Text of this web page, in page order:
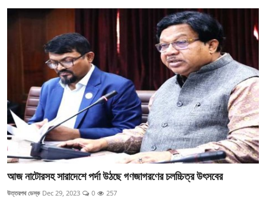
আজ নাটোরসহ সারাদেশে পর্দা উঠছে গণজাগরণের চলচ্চিত্র উৎসবের
উত্তরপথ ডেস্ক Dec 29, 2023 0 257